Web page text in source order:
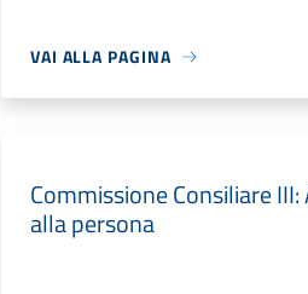
VAI ALLA PAGINA
Commissione Consiliare
alla persona